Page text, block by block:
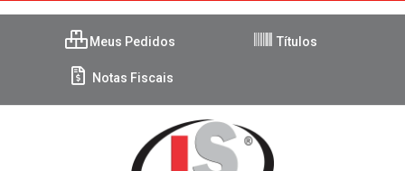
Meus Pedidos Títulos
Notas Fiscais